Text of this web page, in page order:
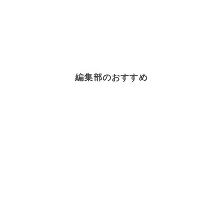
編集部のおすすめ